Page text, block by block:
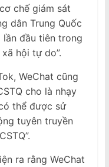
chế giám sát
dân Trung Quốc
đầu tiên trong
hội tự do”.
WeChat cũng
cho là nhạy
thể được sử
tuyên truyền
ra rằng WeChat